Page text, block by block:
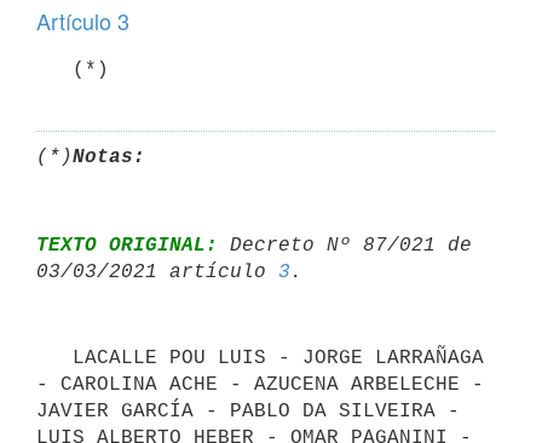
Artículo 3
   (*)
(*)Notas:
TEXTO ORIGINAL:
Decreto Nº 87/021 de
03/03/2021 artículo 3
- CAROLINA ACHE - AZUCENA ARBELECHE -
JAVIER GARCÍA - PABLO DA SILVEIRA -
LUIS ALBERTO HEBER - OMAR PAGANINI -